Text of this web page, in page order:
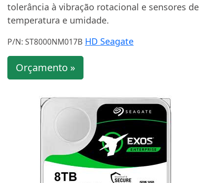
tolerância à vibração rotacional e sensores de
temperatura e umidade.
P/N: ST8000NM017B HD Seagate
Orçamento »